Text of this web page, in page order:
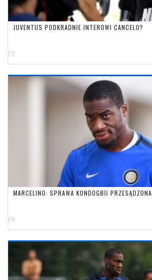
JUVENTUS PODKRADNIE INTEROWI CANCELO?
[5]
MARCELINO: SPRAWA KONDOGBII PRZESĄDZONA
[4]